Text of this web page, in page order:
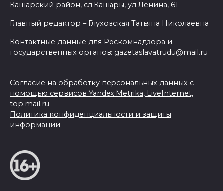
Кашарский район, сл.Кашары, ул.Ленина, 61
Главный редактор – Глуховская Татьяна Николаевна
Контактные данные для Роскомнадзора и
государственных органов: gazetaslavatrudu@mail.ru
Согласие на обработку персональных данных с
помощью сервисов Yandex.Metrika, LiveInternet,
top.mail.ru
Политика конфиденциальности и защиты
информации